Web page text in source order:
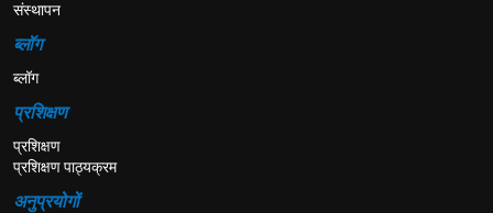
संस्थापन
ब्लॉग
ब्लॉग
प्रशिक्षण
प्रशिक्षण
प्रशिक्षण पाठ्यक्रम
अनुप्रयोगों